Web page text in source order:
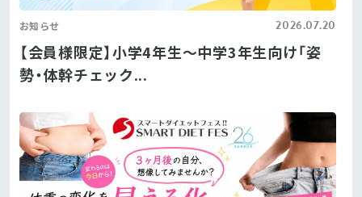
お知らせ 2026.07.20
【会員様限定】小学4年生〜中学3年生向け「姿
勢・体幹チェック...